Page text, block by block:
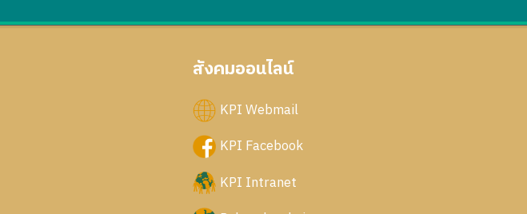
สังคมออนไลน์
KPI Webmail
KPI Facebook
KPI Intranet